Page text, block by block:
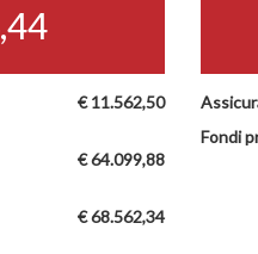
€ 11.562,50
€ 64.099,88
€ 68.562,34
Fondi